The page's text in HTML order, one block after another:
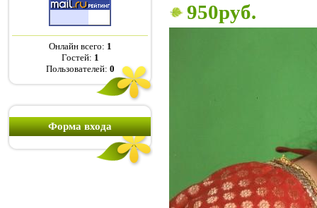
Онлайн всего: 1
Гостей: 1
Пользователей: 0
Форма входа
950руб.